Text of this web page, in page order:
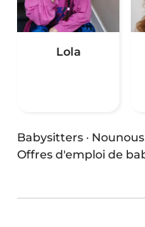
Lola
Babysitters · Nounous
Offres d'emploi de